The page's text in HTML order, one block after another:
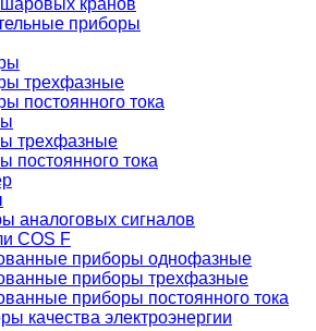
приборы
трехфазные
постоянного тока
трехфазные
постоянного тока
аналоговых сигналов
COS F
приборы однофазные
приборы трехфазные
приборы постоянного тока
качества электроэнергии